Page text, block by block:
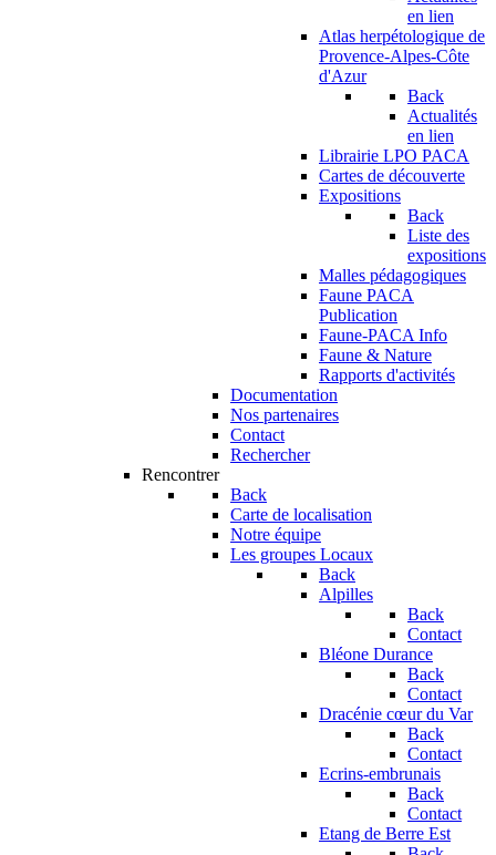
en lien
Atlas herpétologique de
Provence-Alpes-Côte
d'Azur
Back
Actualités
en lien
Librairie LPO PACA
Cartes de découverte
Expositions
Back
Liste des
expositions
Malles pédagogiques
Faune PACA
Publication
Faune-PACA Info
Faune & Nature
Rapports d'activités
Documentation
Nos partenaires
Contact
Rechercher
Rencontrer
Back
Carte de localisation
Notre équipe
Les groupes Locaux
Back
Alpilles
Back
Contact
Bléone Durance
Back
Contact
Dracénie cœur du Var
Back
Contact
Ecrins-embrunais
Back
Contact
Etang de Berre Est